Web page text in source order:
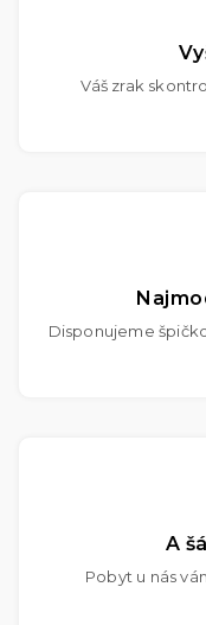
Váš zrak
Disponujeme
A
Pobyt u nás